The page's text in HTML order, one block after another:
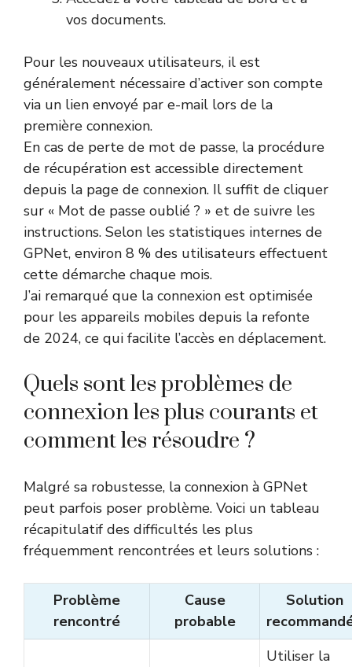
vos documents.
Pour les nouveaux utilisateurs, il est
généralement nécessaire d’activer son compte
via un lien envoyé par e-mail lors de la
première connexion.
En cas de perte de mot de passe, la procédure
de récupération est accessible directement
depuis la page de connexion. Il suffit de cliquer
sur « Mot de passe oublié ? » et de suivre les
instructions. Selon les statistiques internes de
GPNet, environ 8 % des utilisateurs effectuent
cette démarche chaque mois.
J’ai remarqué que la connexion est optimisée
pour les appareils mobiles depuis la refonte
de 2024, ce qui facilite l’accès en déplacement.
Quels sont les problèmes de
connexion les plus courants et
comment les résoudre ?
Malgré sa robustesse, la connexion à GPNet
peut parfois poser problème. Voici un tableau
récapitulatif des difficultés les plus
fréquemment rencontrées et leurs solutions :
Problème
rencontré
Cause
probable
Solution
Utiliser la